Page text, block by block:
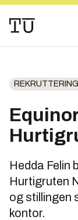
REKRUTTERING
Hedda Felin
Hurtigruten
og stillingen
kontor.